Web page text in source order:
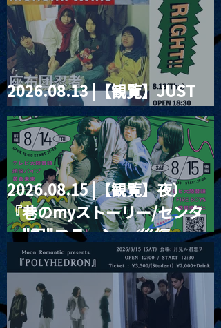
2026.08.13 |【観覧】JUST
RIGHT!! vol.26
2026.08.15 |【観覧】夜）
『巷のmyストーリー/センタ
ー"訳"フラッシュ⚡️後編』